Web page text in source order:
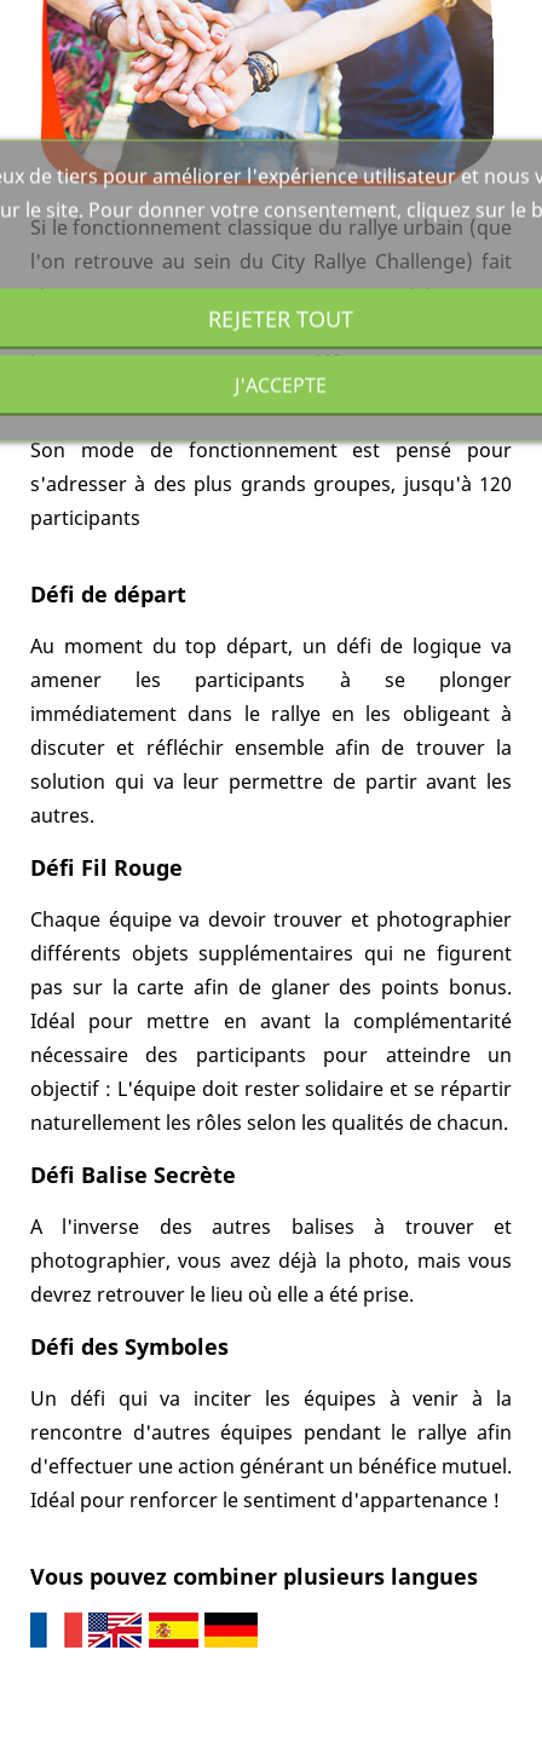
Si le fonctionnement classique du rallye urbain (que
l'on retrouve au sein du City Rallye Challenge) fait
vivre une aventure en commun aux participants, et
crée indéniablement du lien, le City Rallye XL va plus
loin en vous proposant 4 défis qui vont venir
amplifier largement le volet cohésion de l'activité.
Son mode de fonctionnement est pensé pour
s'adresser à des plus grands groupes, jusqu'à 120
participants
Défi de départ
Au moment du top départ, un défi de logique va
amener les participants à se plonger
immédiatement dans le rallye en les obligeant à
discuter et réfléchir ensemble afin de trouver la
solution qui va leur permettre de partir avant les
autres.
Défi Fil Rouge
Chaque équipe va devoir trouver et photographier
différents objets supplémentaires qui ne figurent
pas sur la carte afin de glaner des points bonus.
Idéal pour mettre en avant la complémentarité
nécessaire des participants pour atteindre un
objectif : L'équipe doit rester solidaire et se répartir
naturellement les rôles selon les qualités de chacun.
Défi Balise Secrète
A l'inverse des autres balises à trouver et
photographier, vous avez déjà la photo, mais vous
devrez retrouver le lieu où elle a été prise.
Défi des Symboles
Un défi qui va inciter les équipes à venir à la
rencontre d'autres équipes pendant le rallye afin
d'effectuer une action générant un bénéfice mutuel.
Idéal pour renforcer le sentiment d'appartenance !
Vous pouvez combiner plusieurs langues
de tiers pour améliorer l'expérience utilisateur et
le site. Pour donner votre consentement, cliquez sur le
REJETER TOUT
J'ACCEPTE